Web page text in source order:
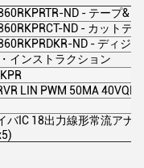
ND - テープ&ロ
ND - カットテ
ND - ディジ
インストラクション
LIN PWM 50MA 40VQFN
バIC 18出力線形常流アナ